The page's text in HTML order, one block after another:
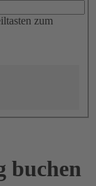
zum
buchen